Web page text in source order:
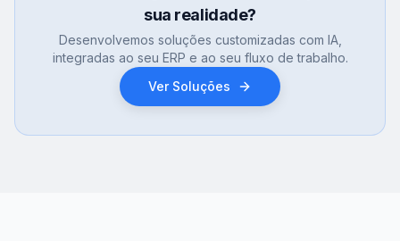
sua realidade?
Desenvolvemos soluções customizadas com IA,
integradas ao seu ERP e ao seu fluxo de trabalho.
Ver Soluções